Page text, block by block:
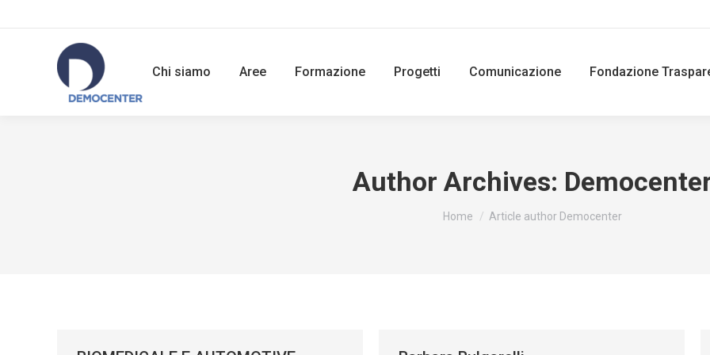
Chi siamo Aree Formazione Progetti Comunicazione Fondazione
Author Archives:
You are here:
Home Article author Democenter